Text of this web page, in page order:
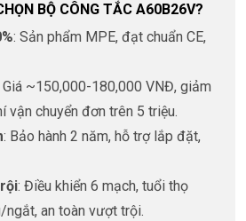
BỘ CÔNG TẮC A60B26V?
: Sản phẩm MPE, đạt chuẩn CE,
Giá ~150,000-180,000 VNĐ, giảm
vận chuyển đơn trên 5 triệu.
: Bảo hành 2 năm, hỗ trợ lắp đặt,
: Điều khiển 6 mạch, tuổi thọ
an toàn vượt trội.